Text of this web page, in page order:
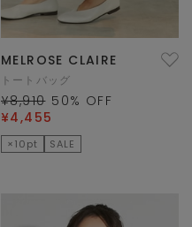
MELROSE CLAIRE
トートバッグ
¥8,910 50% OFF
¥4,455
×10pt SALE